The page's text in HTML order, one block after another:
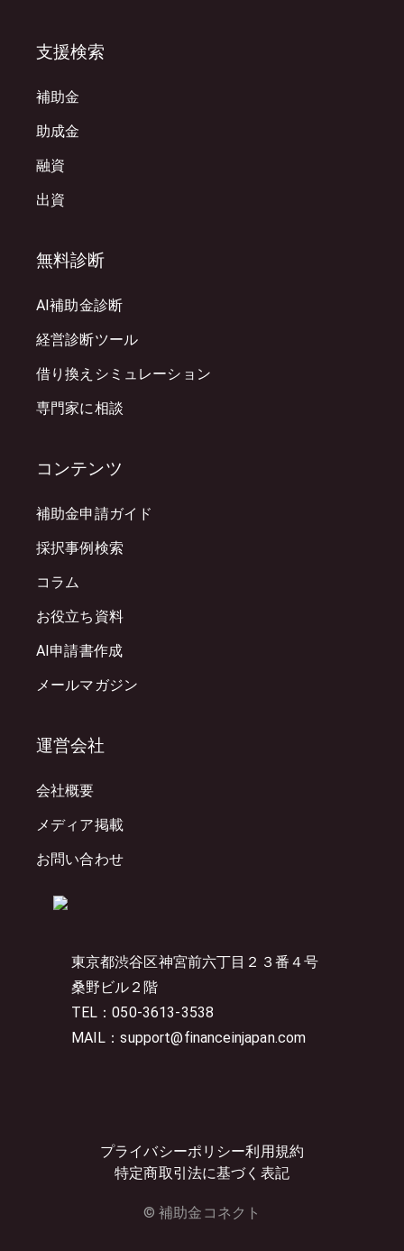
東京都渋谷区神宮前六丁目２３番４号
桑野ビル２階
TEL：050-3613-3538
MAIL：support@financeinjapan.com
プライバシーポリシー利用規約
特定商取引法に基づく表記
© 補助金コネクト
支援検索
補助金
助成金
融資
出資
無料診断
AI補助金診断
経営診断ツール
借り換えシミュレーション
専門家に相談
コンテンツ
補助金申請ガイド
採択事例検索
コラム
お役立ち資料
AI申請書作成
メールマガジン
運営会社
会社概要
メディア掲載
お問い合わせ